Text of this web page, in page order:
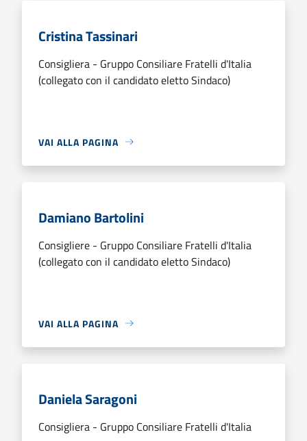
Cristina Tassinari
Consigliera - Gruppo Consiliare Fratelli d'Italia
(collegato con il candidato eletto Sindaco)
VAI ALLA PAGINA
Damiano Bartolini
Consigliere - Gruppo Consiliare Fratelli d'Italia
(collegato con il candidato eletto Sindaco)
VAI ALLA PAGINA
Daniela Saragoni
Consigliera - Gruppo Consiliare Fratelli d'Italia